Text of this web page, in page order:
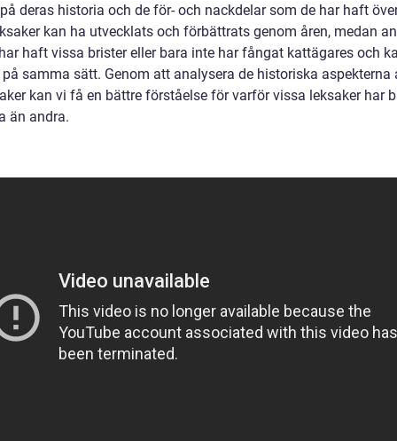
deras historia och de för- och nackdelar som de har haft
kan ha utvecklats och förbättrats genom åren, medan
haft vissa brister eller bara inte har fångat kattägares och
samma sätt. Genom att analysera de historiska aspekterna
kan vi få en bättre förståelse för varför vissa leksaker har
än andra.